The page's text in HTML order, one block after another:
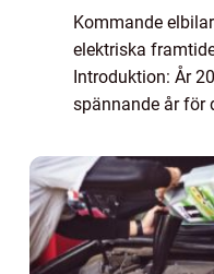
Kommande
elektriska
Introduktion: År
spännande år för
utve...